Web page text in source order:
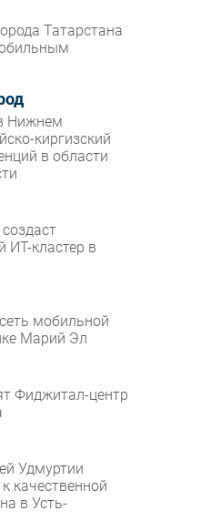
Татарстана
Нижнем
киргизский
в области
ИТ-кластер в
мобильной
Марий Эл
Фиджитал-центр
Удмуртии
качественной
в Усть-